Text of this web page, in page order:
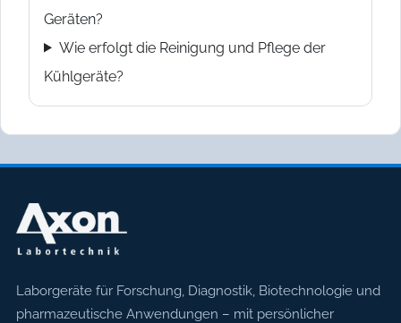
Geräten?
Wie erfolgt die Reinigung und Pflege der
Kühlgeräte?
Axon Labortechnik
Laborgeräte für Forschung, Diagnostik, Biotechnologie und
pharmazeutische Anwendungen – mit persönlicher